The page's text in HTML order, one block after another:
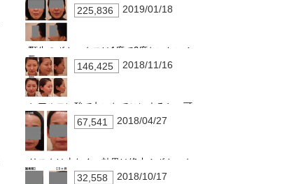
225,836 2019/01/18
顎先のボトックスは1度で2度おいしい！
146,425 2018/11/16
ヒアルロン酸で丸いおでこにすると…可
愛くなる、シワが入りにくくなる、引き
上がる！！
67,541 2018/04/27
リスクは少なく、効果は絶大！ボトック
スしわ治療②32,558 2018/10/17